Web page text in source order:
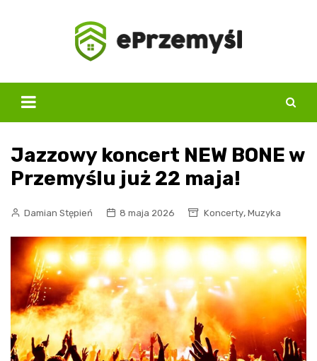
Jazzowy koncert NEW BONE w
Przemyślu już 22 maja!
Damian Stępień 8 maja 2026 Koncerty, Muzyka